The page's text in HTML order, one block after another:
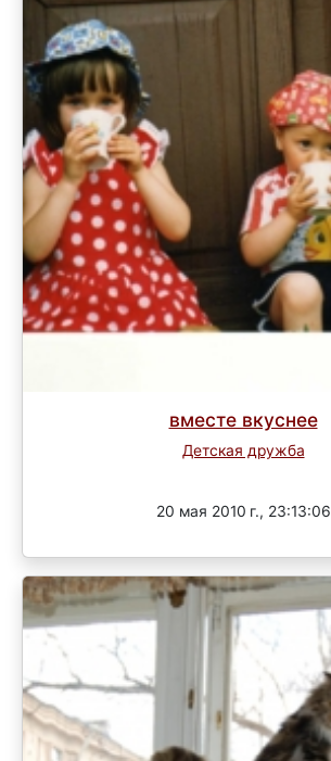
вместе вкуснее
Детская дружба
20 мая 2010 г., 23:13:06